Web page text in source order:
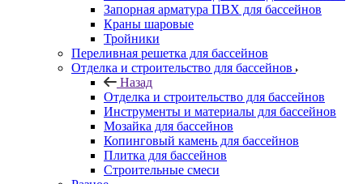
Запорная арматура ПВХ для бассейнов
Краны шаровые
Тройники
Переливная решетка для бассейнов
Отделка и строительство для бассейнов
Назад
Отделка и строительство для бассейнов
Инструменты и материалы для бассейнов
Мозайка для бассейнов
Копинговый камень для бассейнов
Плитка для бассейнов
Строительные смеси